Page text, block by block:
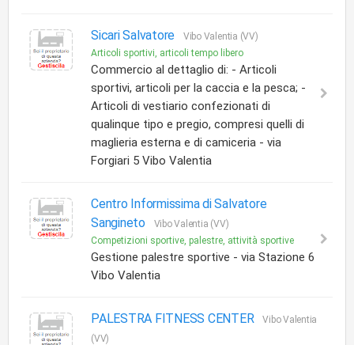
Sicari Salvatore
Vibo Valentia (VV)
Articoli sportivi, articoli tempo libero
Commercio al dettaglio di: - Articoli
sportivi, articoli per la caccia e la pesca; -
Articoli di vestiario confezionati di
qualinque tipo e pregio, compresi quelli di
maglieria esterna e di camiceria - via
Forgiari 5 Vibo Valentia
Centro Informissima di Salvatore
Sangineto
Vibo Valentia (VV)
Competizioni sportive, palestre, attività sportive
Gestione palestre sportive - via Stazione 6
Vibo Valentia
PALESTRA FITNESS CENTER
Vibo Valentia
(VV)